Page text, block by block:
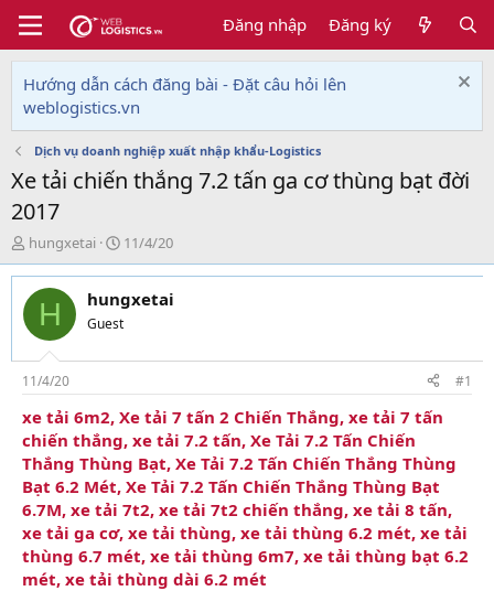
Đăng nhập Đăng ký
Hướng dẫn cách đăng bài - Đặt câu hỏi lên
weblogistics.vn
Dịch vụ doanh nghiệp xuất nhập khẩu-Logistics
Xe tải chiến thắng 7.2 tấn ga cơ thùng bạt đời
2017
T
h
r
e
d
s
t
a
r
t
e
r
hungxetai
N
g
à
y
g
i
11/4/20
H hungxetai
Guest
11/4/20 #1
xe tải 6m2, Xe tải 7 tấn 2 Chiến Thắng, xe tải 7 tấn
chiến thắng, xe tải 7.2 tấn, Xe Tải 7.2 Tấn Chiến
Thắng Thùng Bạt, Xe Tải 7.2 Tấn Chiến Thắng Thùng
Bạt 6.2 Mét, Xe Tải 7.2 Tấn Chiến Thắng Thùng Bạt
6.7M, xe tải 7t2, xe tải 7t2 chiến thắng, xe tải 8 tấn,
xe tải ga cơ, xe tải thùng, xe tải thùng 6.2 mét, xe tải
thùng 6.7 mét, xe tải thùng 6m7, xe tải thùng bạt 6.2
mét, xe tải thùng dài 6.2 mét